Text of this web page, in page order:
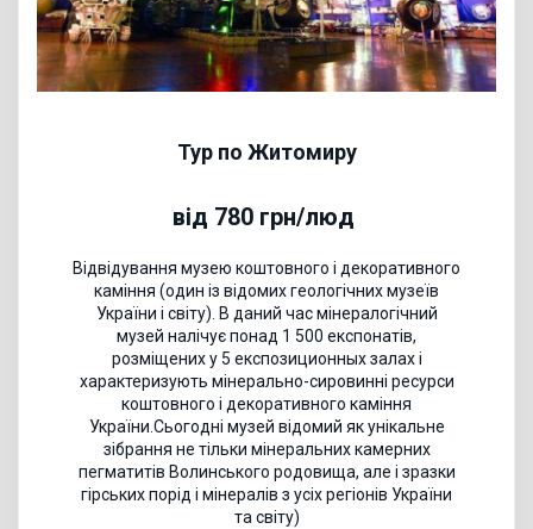
Тур по Житомиру
від 780 грн/люд
Відвідування музею коштовного і декоративного
каміння (один із відомих геологічних музеїв
України і світу). В даний час мінералогічний
музей налічує понад 1 500 експонатів,
розміщених у 5 експозиционных залах і
характеризують мінерально-сировинні ресурси
коштовного і декоративного каміння
України.Сьогодні музей відомий як унікальне
зібрання не тільки мінеральних камерних
пегматитів Волинського родовища, але і зразки
гірських порід і мінералів з усіх регіонів України
та світу)